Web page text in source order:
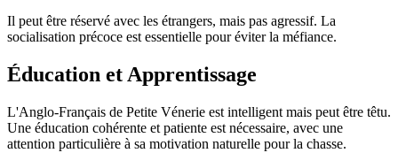
Il peut être réservé avec les étrangers, mais pas agressif. La
socialisation précoce est essentielle pour éviter la méfiance.
Éducation et Apprentissage
L'Anglo-Français de Petite Vénerie est intelligent mais peut être têtu.
Une éducation cohérente et patiente est nécessaire, avec une
attention particulière à sa motivation naturelle pour la chasse.